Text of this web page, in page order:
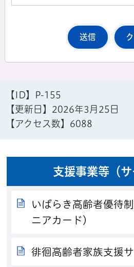
【ID】
P-155
【更新日】 2026年3月25日
【アクセス数】 6088
支援事業等（サ
いばらき高齢者優待
ニアカード）
徘徊高齢者家族支援